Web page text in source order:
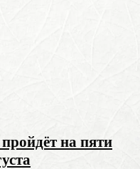
на пяти